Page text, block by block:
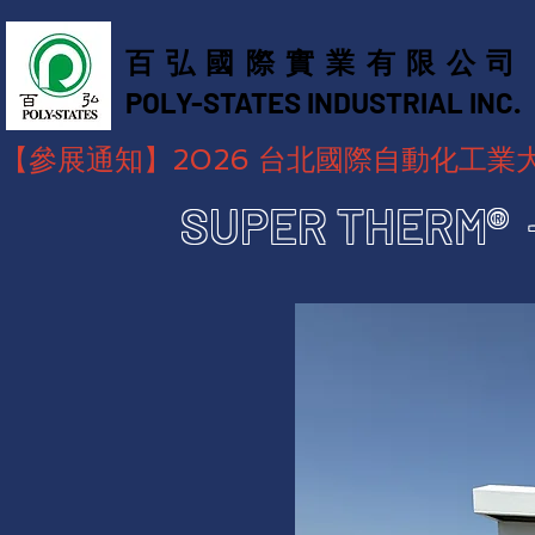
百弘國際實業有限公司
POLY-STATES INDUSTRIAL INC. ​
【參展通知】2026 台北國際自動化工
SUPER